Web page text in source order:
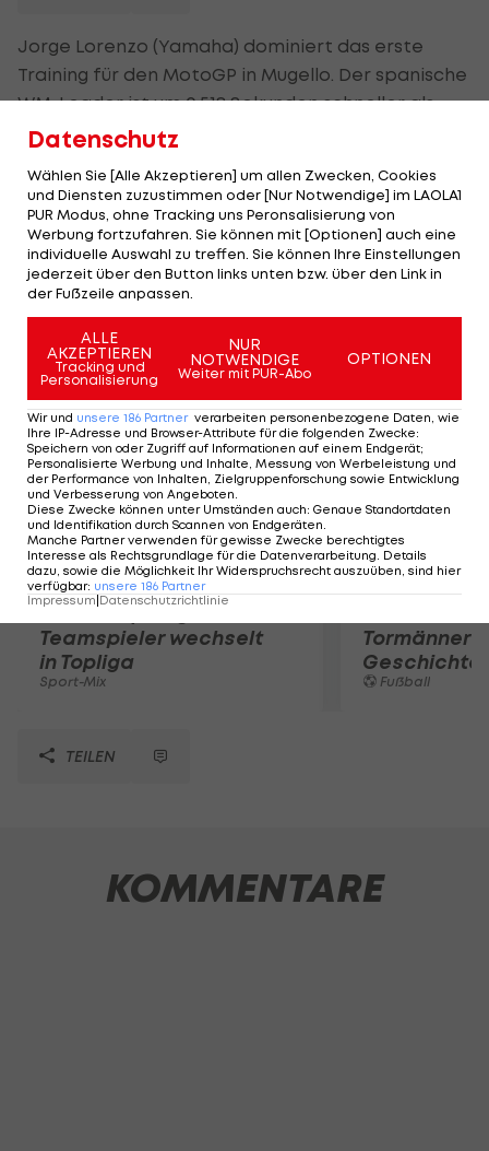
Jorge Lorenzo (Yamaha) dominiert das erste
Training für den MotoGP in Mugello. Der spanische
WM-Leader ist um 0,518 Sekunden schneller als
sein erster Verfolger Casey Stoner (Honda). Dani
Rang drei. Lokalmatador Valentino Rossi erzielt
mit 0,943 Sekunden die siebente Zeit. In der
Moto3-Klasse fährt Maverick Vinales Bestzeit. Der
Spanier bleibt 0,133 Sek. vor Danny Kent. WM-
Leader Sandro Cortese belegt Rang drei.
Mehr zum Thema
Karrieresprung! ÖVV-
Teamspieler wechselt
in Topliga
Sport-Mix
Tormänner
Geschichte
Fußball
TEILEN
KOMMENTARE
Datenschutz
Wählen Sie [Alle Akzeptieren] um allen Zwecken, Cookies
und Diensten zuzustimmen oder [Nur Notwendige] im LAOLA1
PUR Modus, ohne Tracking uns Peronsalisierung von
Werbung fortzufahren. Sie können mit [Optionen] auch eine
individuelle Auswahl zu treffen. Sie können Ihre Einstellungen
jederzeit über den Button links unten bzw. über den Link in
der Fußzeile anpassen.
ALLE
AKZEPTIEREN
Tracking und
Personalisierung
NUR
NOTWENDIGE
Weiter mit PUR-Abo
OPTIONEN
Wir und unsere 186 Partner verarbeiten personenbezogene Daten, wie
Ihre IP-Adresse und Browser-Attribute für die folgenden Zwecke:
Speichern von oder Zugriff auf Informationen auf einem Endgerät;
Personalisierte Werbung und Inhalte, Messung von Werbeleistung und
der Performance von Inhalten, Zielgruppenforschung sowie Entwicklung
und Verbesserung von Angeboten.
Diese Zwecke können unter Umständen auch: Genaue Standortdaten
und Identifikation durch Scannen von Endgeräten.
Manche Partner verwenden für gewisse Zwecke berechtigtes
Interesse als Rechtsgrundlage für die Datenverarbeitung. Details
dazu, sowie die Möglichkeit Ihr Widerspruchsrecht auszuüben, sind hier
verfügbar: unsere 186 Partner
Impressum Datenschutzrichtlinie